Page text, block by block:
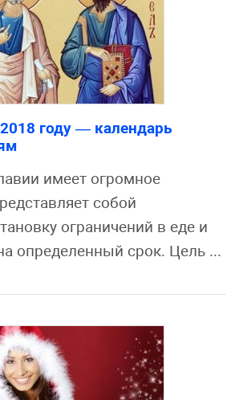
году — календарь
имеет огромное
собой
ограничений в еде и
определенный срок. Цель ...